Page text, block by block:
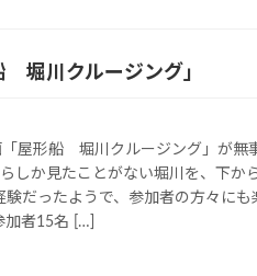
堀川クルージング」
屋形船 堀川クルージング」が無
か見たことがない堀川を、下か
験だったようで、参加者の方々にも
加者15名 […]